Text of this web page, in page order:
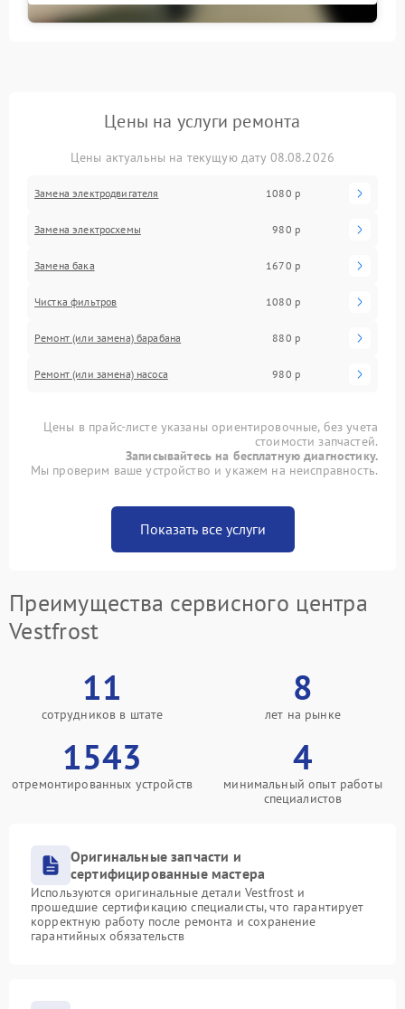
Цены на услуги ремонта
Цены актуальны на текущую дату 08.08.2026
Замена электродвигателя 1080 р
Замена электросхемы 980 р
Замена бака 1670 р
Чистка фильтров 1080 р
Ремонт (или замена) барабана 880 р
Ремонт (или замена) насоса 980 р
Цены в прайс-листе указаны ориентировочные, без учета
стоимости запчастей.
Записывайтесь на бесплатную диагностику.
Мы проверим ваше устройство и укажем на неисправность.
Показать все услуги
Преимущества сервисного центра
Vestfrost
11
сотрудников в штате
8
лет на рынке
1543
отремонтированных устройств
4
минимальный опыт работы
специалистов
Оригинальные запчасти и
сертифицированные мастера
Используются оригинальные детали Vestfrost и
прошедшие сертификацию специалисты, что гарантирует
корректную работу после ремонта и сохранение
гарантийных обязательств